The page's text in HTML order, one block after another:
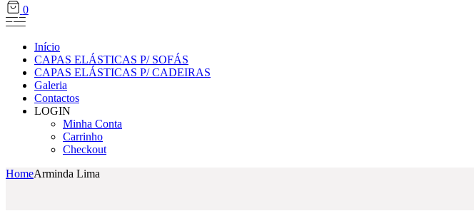
0
Início
CAPAS ELÁSTICAS P/ SOFÁS
CAPAS ELÁSTICAS P/ CADEIRAS
Galeria
Contactos
LOGIN
Minha Conta
Carrinho
Checkout
HomeArminda Lima